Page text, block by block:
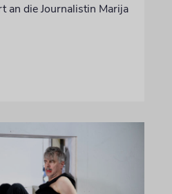
an die Journalistin Marija